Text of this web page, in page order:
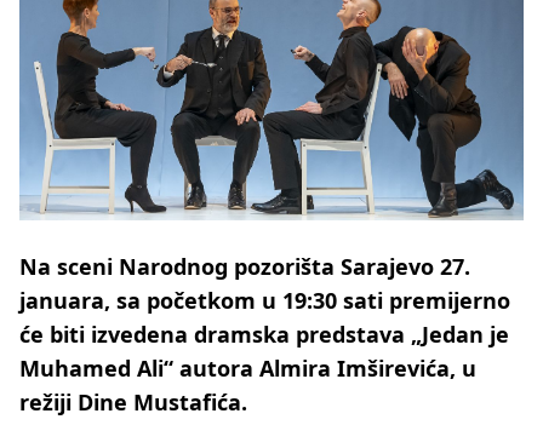
Na sceni Narodnog pozorišta Sarajevo 27.
januara, sa početkom u 19:30 sati premijerno
će biti izvedena dramska predstava „Jedan je
Muhamed Ali“ autora Almira Imširevića, u
režiji Dine Mustafića.